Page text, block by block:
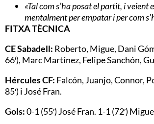
«Tal com s’ha posat el partit, i veient
mentalment per empatar i per com
FITXA TÈCNICA
CE Sabadell: Roberto, Migue, Dani
66′), Marc Martínez, Felipe Sanchón,
Hércules CF: Falcón, Juanjo, Connor,
85′) i José Fran.
Gols:0-1 (55′) José Fran. 1-1 (72′)